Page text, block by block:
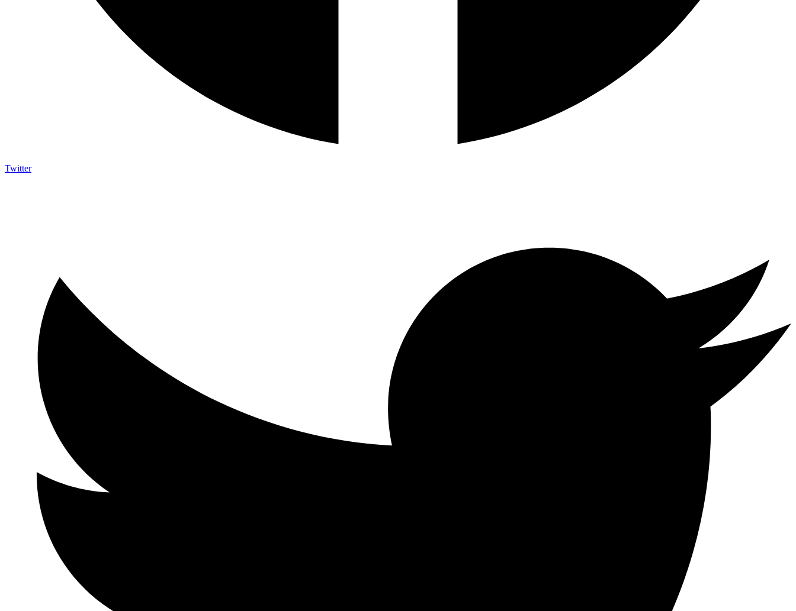
Twitter